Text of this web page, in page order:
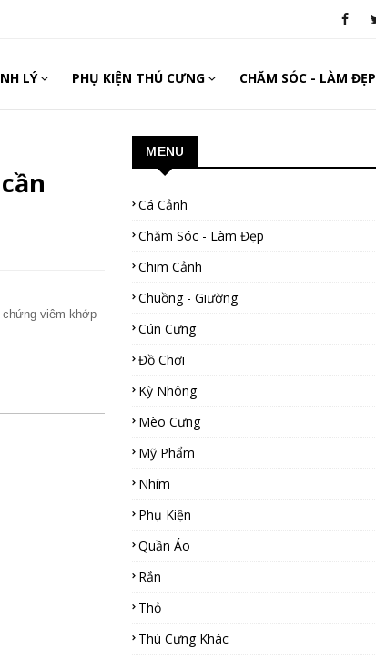
LÝ PHỤ KIỆN THÚ CƯNG CHĂM SÓC - LÀM ĐẸP
viêm khớp
MENU
Cá Cảnh
Chăm Sóc - Làm Đẹp
Chim Cảnh
Chuồng - Giường
Cún Cưng
Đồ Chơi
Kỳ Nhông
Mèo Cưng
Mỹ Phẩm
Nhím
Phụ Kiện
Quần Áo
Rắn
Thỏ
Thú Cưng Khác